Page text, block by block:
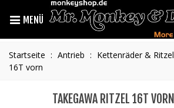
MENÜ
Startseite : Antrieb : Kettenräder & Ritzel
16T vorn
TAKEGAWA RITZEL 16T VORN